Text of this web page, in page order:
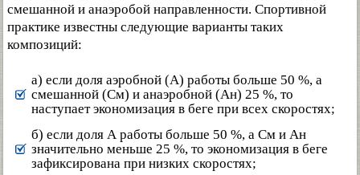
смешанной и анаэробой направленности. Спортивной
практике известны следующие варианты таких
композиций:
а) если доля аэробной (А) работы больше 50 %, а
смешанной (См) и анаэробной (Ан) 25 %, то
наступает экономизация в беге при всех скоростях;
б) если доля А работы больше 50 %, а См и Ан
значительно меньше 25 %, то экономизация в беге
зафиксирована при низких скоростях;